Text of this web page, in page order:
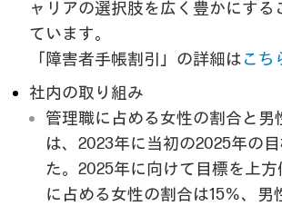
ャリアの選択肢を広く豊かにする
ています。
「障害者手帳割引」の詳細はこち
社内の取り組み
管理職に占める女性の割合と男
は、2023年に当初の2025年の
た。2025年に向けて目標を上
に占める女性の割合は15％、男